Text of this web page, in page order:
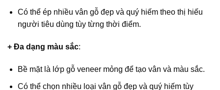
Có thể ép nhiều vân gỗ đẹp và quý hiếm theo thị hiếu
người tiêu dùng tùy từng thời điểm.
+ Đa dạng màu sắc:
Bề mặt là lớp gỗ veneer mỏng để tạo vân và màu sắc.
Có thể chọn nhiều loại vân gỗ đẹp và quý hiếm tùy